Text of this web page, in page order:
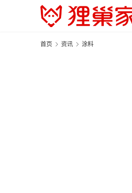
首页 资讯 涂料